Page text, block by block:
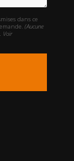
dans ce
(Aucune
Voir